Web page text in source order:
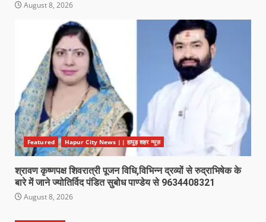
August 8, 2026
Featured Hapur City News || हापुड़ शहर न्यूज़
श्रावण कृष्णपक्ष शिवरात्री पूजन विधि,विभिन्न द्रव्यों से रुद्राभिषेक के
बारे में जाने ज्योतिर्विद पंडित सुबोध पाण्डेय से 9634408321
August 8, 2026